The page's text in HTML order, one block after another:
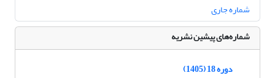
شماره جاری
شماره‌های پیشین نشریه
دوره 18 (1405)